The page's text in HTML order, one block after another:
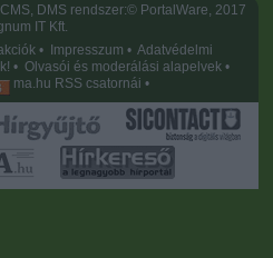
DMS rendszer:© PortalWare, 2017
IT Kft.
• Impresszum •Adatvédelmi
•Olvasói és moderálási alapelvek •
ma.hu RSS csatornái •